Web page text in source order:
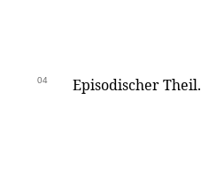
04 Episodischer Theil.